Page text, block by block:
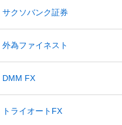
サクソバンク証券
外為ファイネスト
DMM FX
トライオートFX